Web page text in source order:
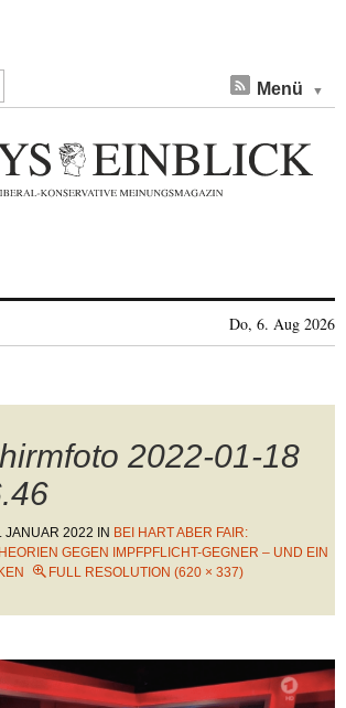
Menü
Do, 6. Aug 2026
2022-01-18
JANUAR 2022 IN BEI HART ABER FAIR:
GEGEN IMPFPFLICHT-GEGNER – UND EIN
FULL RESOLUTION (620 × 337)